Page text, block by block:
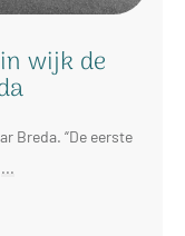
wijk de
Breda. “De eerste
...